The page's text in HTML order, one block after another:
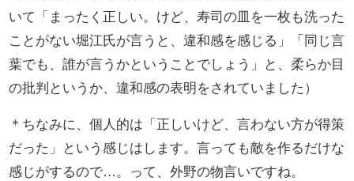
いて「まったく正しい。けど、寿司の皿を一枚も洗った
ことがない堀江氏が言うと、違和感を感じる」「同じ言
葉でも、誰が言うかということでしょう」と、柔らか目
の批判というか、違和感の表明をされていました）
＊ちなみに、個人的は「正しいけど、言わない方が得策
だった」という感じはします。言っても敵を作るだけな
感じがするので…。って、外野の物言いですね。